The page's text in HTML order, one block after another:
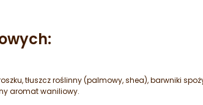
tłuszcz roślinny (palmowy, shea), barwniki
aromat waniliowy.